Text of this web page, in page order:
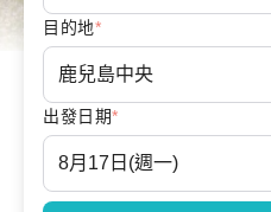
目的地*
出發日期*